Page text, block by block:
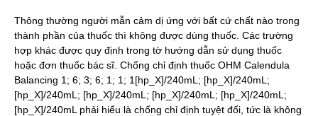
Thông thường người mẫn cảm dị ứng với bất cứ chất nào trong
thành phần của thuốc thì không được dùng thuốc. Các trường
hợp khác được quy định trong tờ hướng dẫn sử dụng thuốc
hoặc đơn thuốc bác sĩ. Chống chỉ định thuốc OHM Calendula
Balancing 1; 6; 3; 6; 1; 1; 1[hp_X]/240mL; [hp_X]/240mL;
[hp_X]/240mL; [hp_X]/240mL; [hp_X]/240mL; [hp_X]/240mL;
[hp_X]/240mL phải hiểu là chống chỉ định tuyệt đối, tức là không